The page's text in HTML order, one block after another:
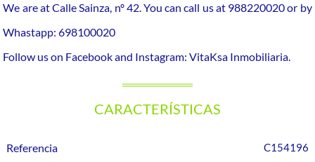
We are at Calle Sainza, nº 42. You can call us at 988220020 or by
Whastapp: 698100020
Follow us on Facebook and Instagram: VitaKsa Inmobiliaria.
CARACTERÍSTICAS
Referencia C154196